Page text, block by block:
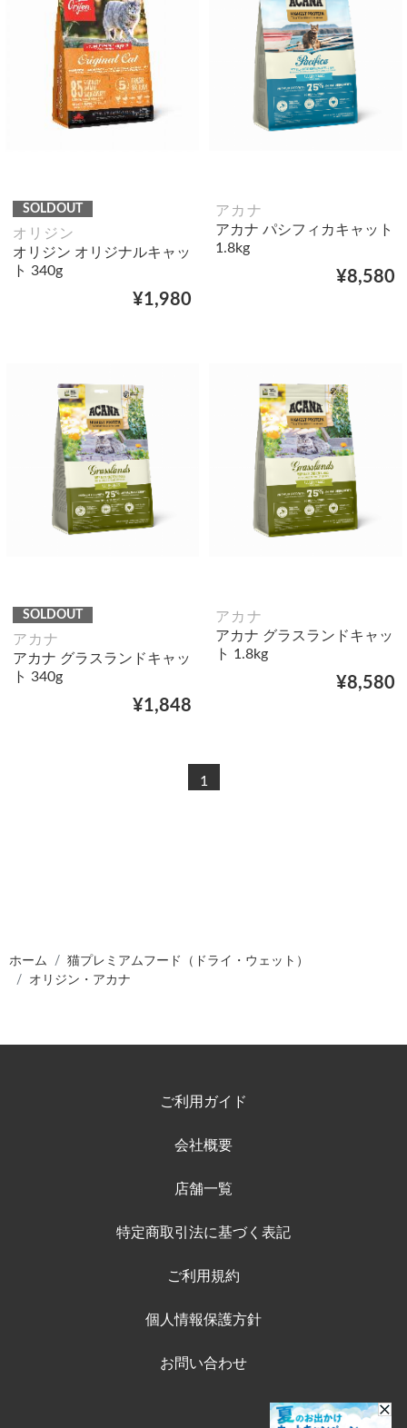
SOLDOUT
オリジン
オリジン オリジナルキャッ
ト 340g
¥1,980
アカナ
アカナ パシフィカキャット
1.8kg
¥8,580
SOLDOUT
アカナ
アカナ グラスランドキャッ
ト 340g
¥1,848
アカナ
アカナ グラスランドキャッ
ト 1.8kg
¥8,580
1
ホーム
猫プレミアムフード（ドライ・ウェット）
オリジン・アカナ
ご利用ガイド
会社概要
店舗一覧
特定商取引法に基づく表記
ご利用規約
個人情報保護方針
お問い合わせ